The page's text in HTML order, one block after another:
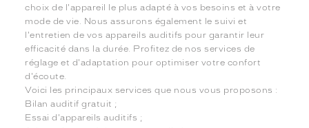
choix de l'appareil le plus adapté à vos besoins et à votre
mode de vie. Nous assurons également le suivi et
l'entretien de vos appareils auditifs pour garantir leur
efficacité dans la durée. Profitez de nos services de
réglage et d'adaptation pour optimiser votre confort
d'écoute.
Voici les principaux services que nous vous proposons :
Bilan auditif gratuit ;
Essai d'appareils auditifs ;